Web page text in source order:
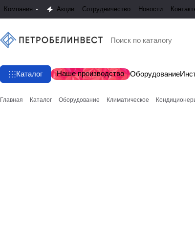
Компания Акции Сотрудничество Новости
Каталог Наше производство Оборудование
Главная Каталог Оборудование Климатическое